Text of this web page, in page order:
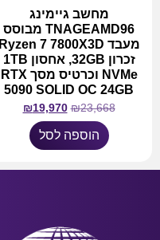
מחשב גיימינג
TNAGEAMD96 מבוסס
מעבד Ryzen 7 7800X3D
זכרון 32GB, אחסון 1TB
NVMe וכרטיס מסך RTX
5090 SOLID OC 24GB
₪23,668
₪19,970
הוספה לסל